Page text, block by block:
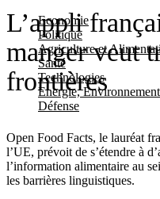
Economie
Politique
Agriculture et
Santé
Technologies
Energie,
Défense
L’appli
manger veut
frontières
Open Food Facts, le lauréat
l’UE, prévoit de s’étendre à
l’information alimentaire au
les barrières linguistiques.